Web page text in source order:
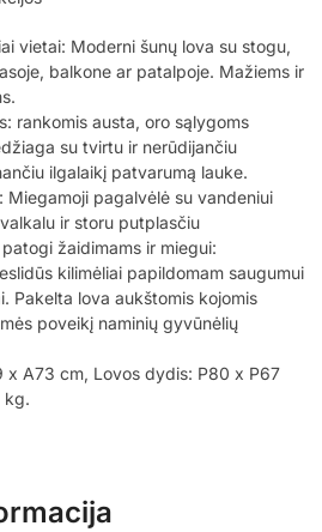
vietai: Moderni šunų lova su stogu,
balkone ar patalpoje. Mažiems ir
rankomis austa, oro sąlygoms
su tvirtu ir nerūdijančiu
ilgalaikį patvarumą lauke.
Miegamoji pagalvėlė su vandeniui
ir storu putplasčiu
žaidimams ir miegui:
kilimėliai papildomam saugumui
Pakelta lova aukštomis kojomis
poveikį naminių gyvūnėlių
x A73 cm, Lovos dydis: P80 x P67
kg.